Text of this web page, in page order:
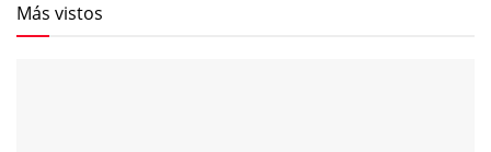
Más vistos